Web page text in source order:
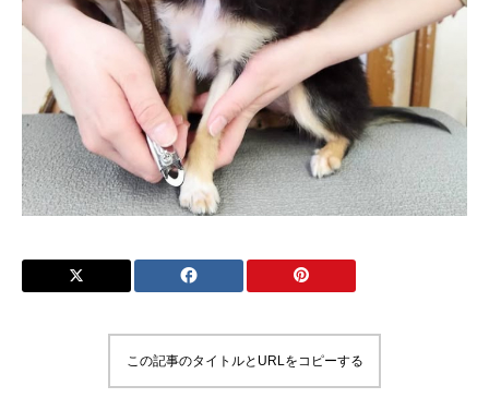
この記事のタイトルとURLをコピーする